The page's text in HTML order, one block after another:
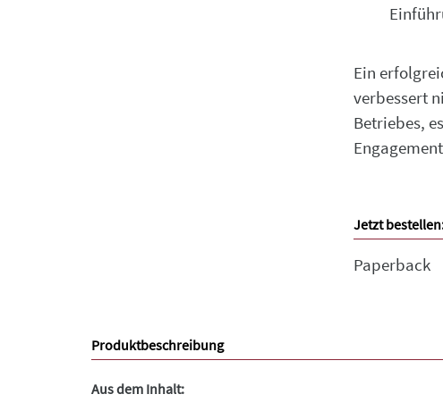
Ein
verbessert
Betriebes,
Jetzt
Paperback
Produktbeschreibung
Aus dem Inhalt: